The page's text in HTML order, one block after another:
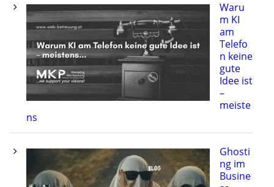
Waru
m KI
am
Telefo
n keine
gute
Idee ist
–
meiste
ns
Ghosti
ng im
Busine